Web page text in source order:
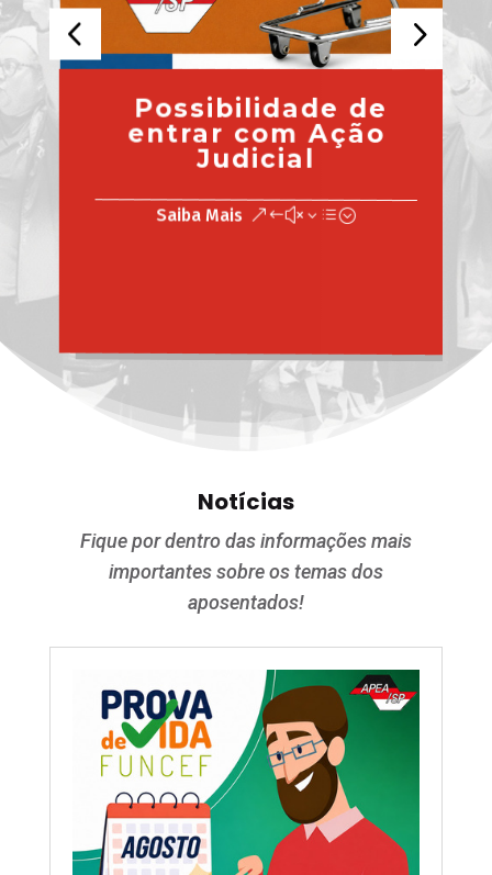
Possibilidade de
entrar com Ação
Judicial
Saiba Mais
Notícias
Fique por dentro das informações mais
importantes sobre os temas dos
aposentados!